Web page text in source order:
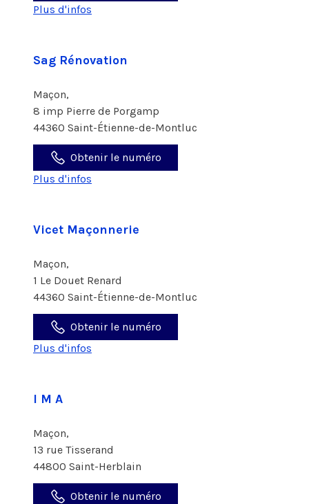
Plus d'infos
Sag Rénovation
Maçon,
8 imp Pierre de Porgamp
44360 Saint-Étienne-de-Montluc
Obtenir le numéro
Plus d'infos
Vicet Maçonnerie
Maçon,
1 Le Douet Renard
44360 Saint-Étienne-de-Montluc
Obtenir le numéro
Plus d'infos
I M A
Maçon,
13 rue Tisserand
44800 Saint-Herblain
Obtenir le numéro